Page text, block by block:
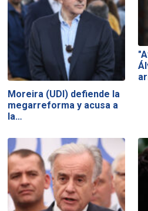
Moreira (UDI) defiende la
megarreforma y acusa a
la…